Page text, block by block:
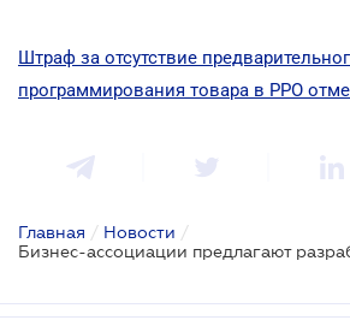
Штраф за отсутствие
программирования товара в РРО
Главная / Новости /